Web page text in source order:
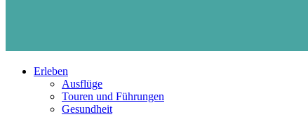
Erleben
Ausflüge
Touren und Führungen
Gesundheit